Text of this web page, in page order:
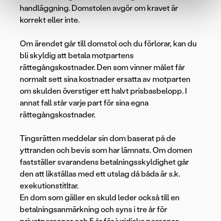
handläggning. Domstolen avgör om kravet är
korrekt eller inte.
Om ärendet går till domstol och du förlorar, kan du
bli skyldig att betala motpartens
rättegångskostnader. Den som vinner målet får
normalt sett sina kostnader ersatta av motparten
om skulden överstiger ett halvt prisbasbelopp. I
annat fall står varje part för sina egna
rättegångskostnader.
Tingsrätten meddelar sin dom baserat på de
yttranden och bevis som har lämnats. Om domen
fastställer svarandens betalningsskyldighet går
den att likställas med ett utslag då båda är s.k.
exekutionstitltar.
En dom som gäller en skuld leder också till en
betalningsanmärkning och syns i tre år för